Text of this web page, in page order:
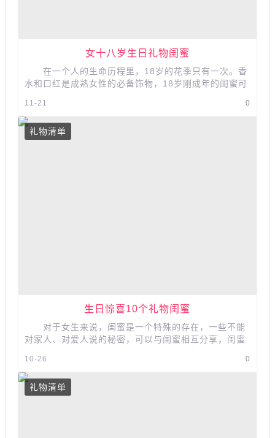
女十八岁生日礼物闺蜜
在一个人的生命历程里，18岁的花季只有一次。香
水和口红是成熟女性的必备饰物，18岁刚成年的闺蜜可
0
11-21
礼物清单
生日惊喜10个礼物闺蜜
对于女生来说，闺蜜是一个特殊的存在，一些不能
对家人、对爱人说的秘密，可以与闺蜜相互分享，闺蜜
0
10-26
礼物清单